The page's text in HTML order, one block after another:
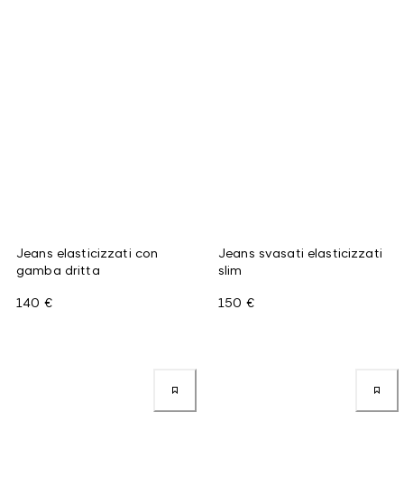
Jeans elasticizzati con
gamba dritta
140 €
Jeans svasati elasticizzati
slim
150 €